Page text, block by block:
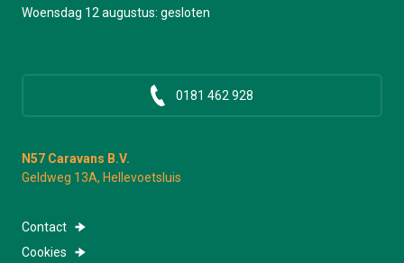
Woensdag 12 augustus: gesloten
0181 462 928
N57 Caravans B.V.
Geldweg 13A, Hellevoetsluis
Contact
Cookies